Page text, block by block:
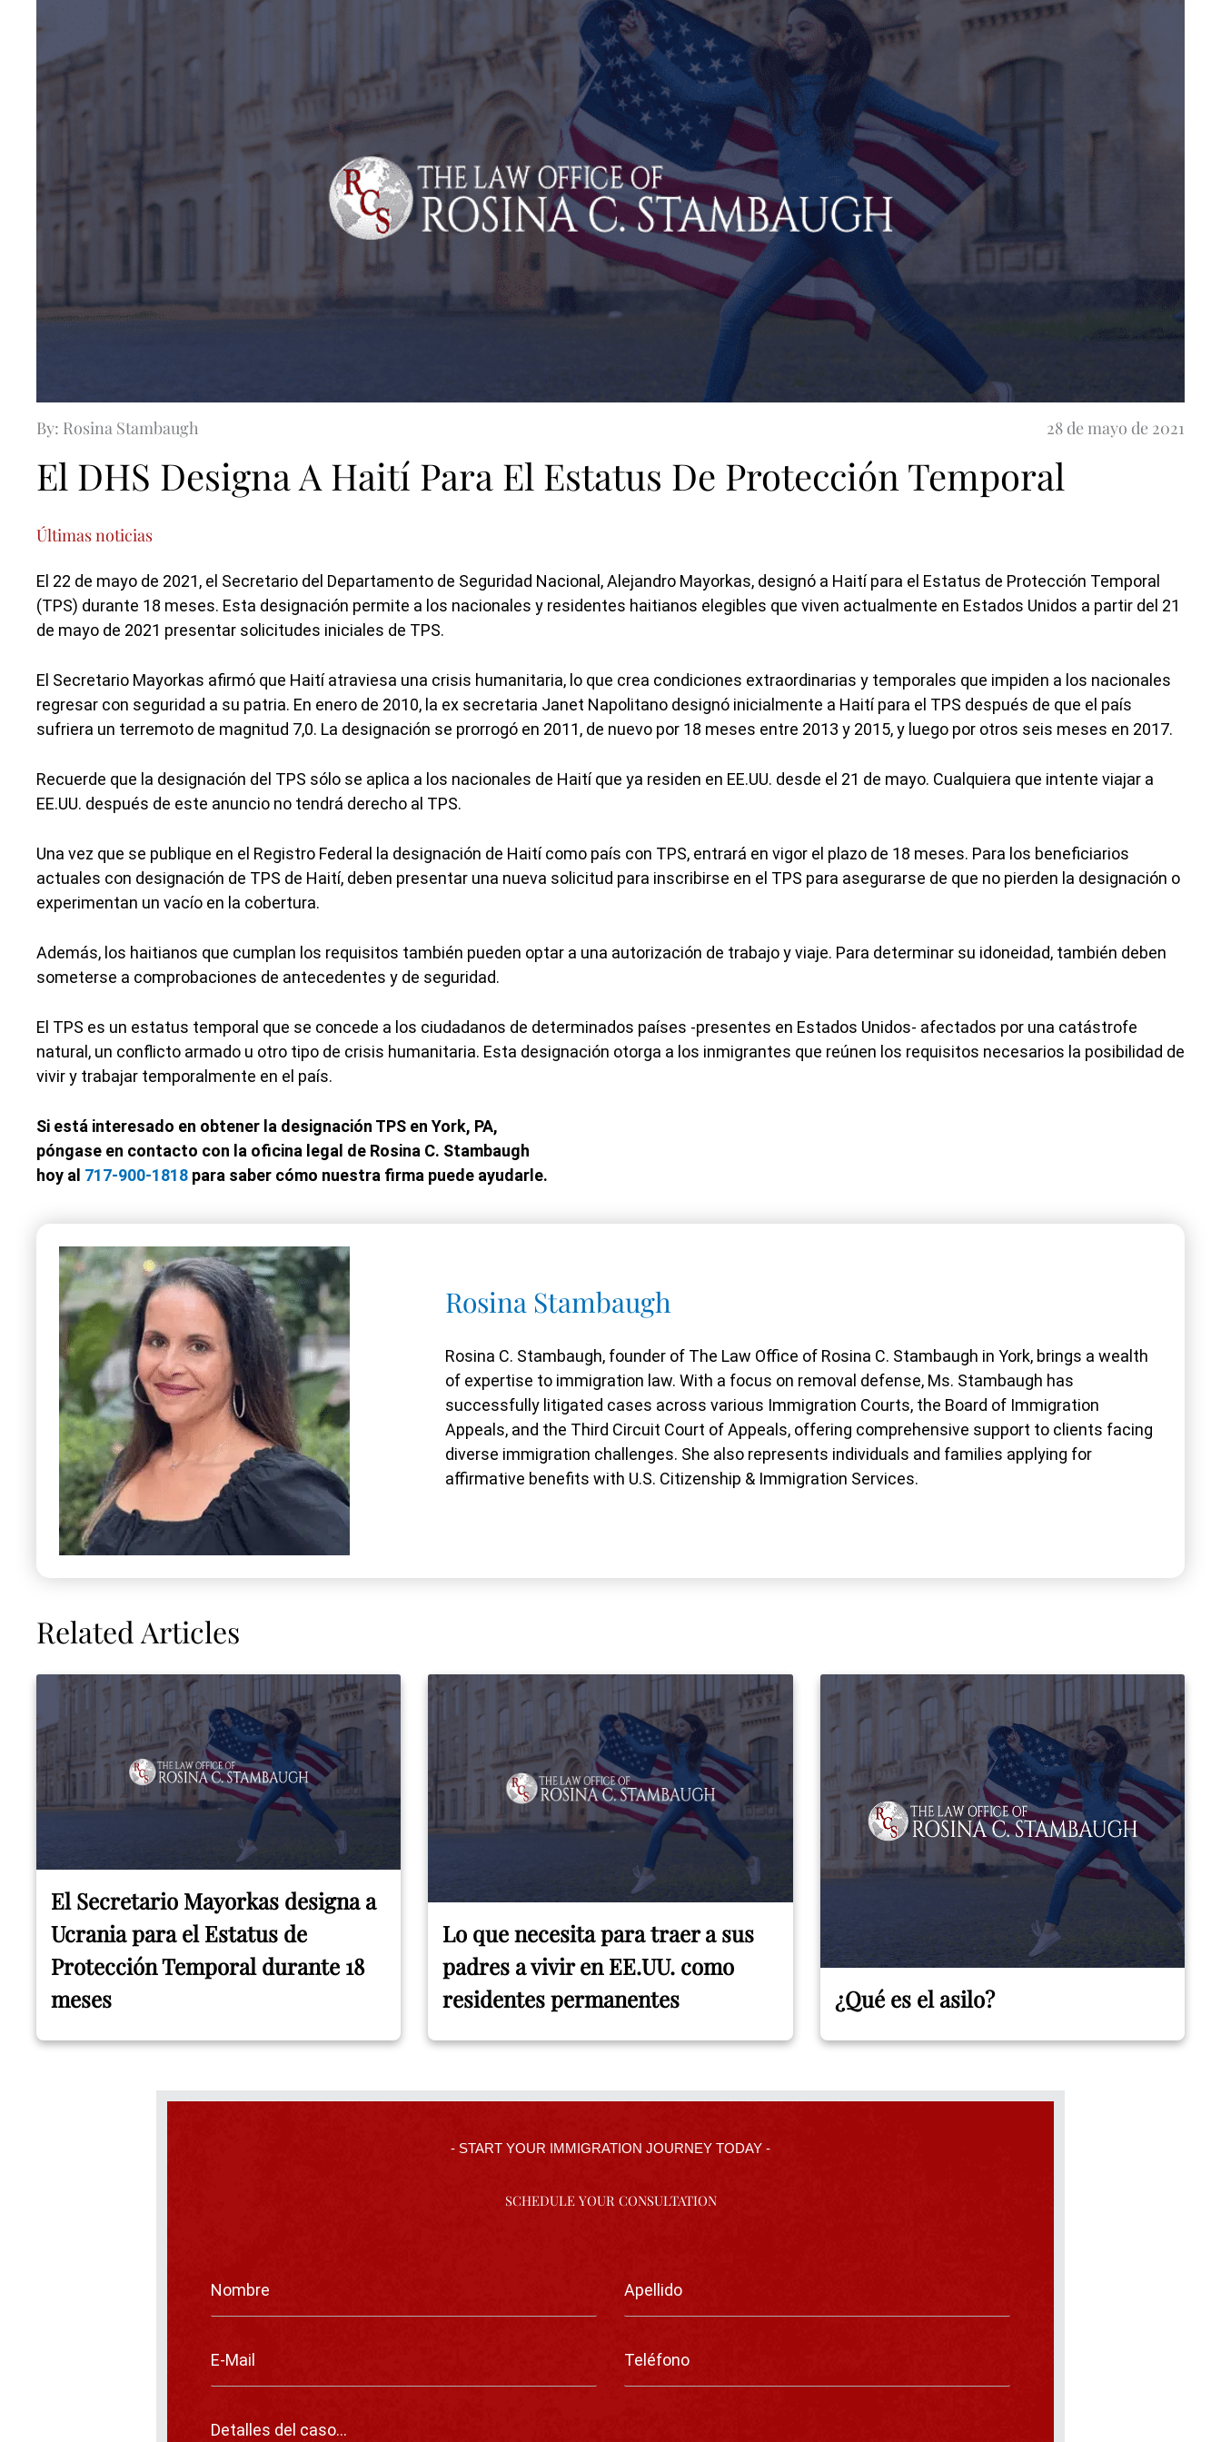
By: Rosina Stambaugh 28 de mayo de 2021
El DHS Designa A Haití Para El Estatus De Protección Temporal
Últimas noticias
El 22 de mayo de 2021, el Secretario del Departamento de Seguridad Nacional, Alejandro Mayorkas, designó a Haití para el Estatus de Protección Temporal
(TPS) durante 18 meses. Esta designación permite a los nacionales y residentes haitianos elegibles que viven actualmente en Estados Unidos a partir del 21
de mayo de 2021 presentar solicitudes iniciales de TPS.
El Secretario Mayorkas afirmó que Haití atraviesa una crisis humanitaria, lo que crea condiciones extraordinarias y temporales que impiden a los nacionales
regresar con seguridad a su patria. En enero de 2010, la ex secretaria Janet Napolitano designó inicialmente a Haití para el TPS después de que el país
sufriera un terremoto de magnitud 7,0. La designación se prorrogó en 2011, de nuevo por 18 meses entre 2013 y 2015, y luego por otros seis meses en 2017.
Recuerde que la designación del TPS sólo se aplica a los nacionales de Haití que ya residen en EE.UU. desde el 21 de mayo. Cualquiera que intente viajar a
EE.UU. después de este anuncio no tendrá derecho al TPS.
Una vez que se publique en el Registro Federal la designación de Haití como país con TPS, entrará en vigor el plazo de 18 meses. Para los beneficiarios
actuales con designación de TPS de Haití, deben presentar una nueva solicitud para inscribirse en el TPS para asegurarse de que no pierden la designación o
experimentan un vacío en la cobertura.
Además, los haitianos que cumplan los requisitos también pueden optar a una autorización de trabajo y viaje. Para determinar su idoneidad, también deben
someterse a comprobaciones de antecedentes y de seguridad.
El TPS es un estatus temporal que se concede a los ciudadanos de determinados países -presentes en Estados Unidos- afectados por una catástrofe
natural, un conflicto armado u otro tipo de crisis humanitaria. Esta designación otorga a los inmigrantes que reúnen los requisitos necesarios la posibilidad de
vivir y trabajar temporalmente en el país.
Si está interesado en obtener la designación TPS en York, PA,
póngase en contacto con la oficina legal de Rosina C. Stambaugh
hoy al 717-900-1818 para saber cómo nuestra firma puede ayudarle.
Rosina Stambaugh
Rosina C. Stambaugh, founder of The Law Office of Rosina C. Stambaugh in York, brings a wealth
of expertise to immigration law. With a focus on removal defense, Ms. Stambaugh has
successfully litigated cases across various Immigration Courts, the Board of Immigration
Appeals, and the Third Circuit Court of Appeals, offering comprehensive support to clients facing
diverse immigration challenges. She also represents individuals and families applying for
affirmative benefits with U.S. Citizenship & Immigration Services.
Related Articles
El Secretario Mayorkas designa a
Ucrania para el Estatus de
Protección Temporal durante 18
meses
Lo que necesita para traer a sus
padres a vivir en EE.UU. como
residentes permanentes
¿Qué es el asilo?
- START YOUR IMMIGRATION JOURNEY TODAY -
SCHEDULE YOUR CONSULTATION